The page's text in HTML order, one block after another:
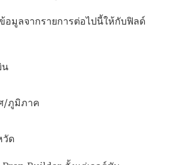
อมูลจากรายการต่อไปนี้ให้กับฟิลด์
น
/ภูมิภาค
วัด